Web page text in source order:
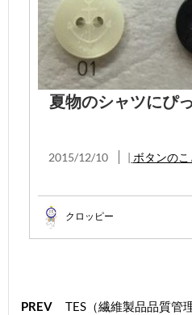
夏物のシャツにぴ
2015/12/10 | ボタンのこ
クロッピー
PREV
TES（繊維製品品質管